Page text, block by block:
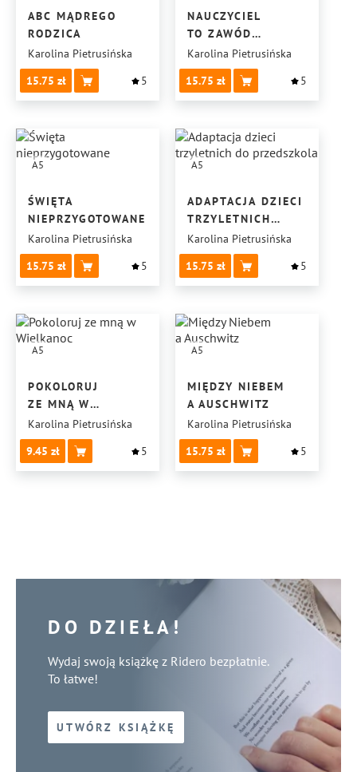
ABC MĄDREGO
RODZICA
Karolina Pietrusińska
15.75
5
NAUCZYCIEL
TO ZAWÓD
ZAUFANIA
PUBLICZNEGO
Karolina Pietrusińska
15.75
5
A5
ŚWIĘTA
NIEPRZYGOTOWANE
Karolina Pietrusińska
15.75
5
A5
ADAPTACJA DZIECI
TRZYLETNICH
DO PRZEDSZKOLA
Karolina Pietrusińska
15.75
5
A5
POKOLORUJ
ZE MNĄ W
WIELKANOC
Karolina Pietrusińska
9.45
5
A5
MIĘDZY NIEBEM
A AUSCHWITZ
Karolina Pietrusińska
15.75
5
DO DZIEŁA!
Wydaj swoją książkę z Ridero bezpłatnie.
To łatwe!
UTWÓRZ KSIĄŻKĘ